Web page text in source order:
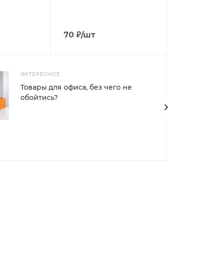
70₽/шт
ИНТЕРЕСНОЕ
Товары для офиса, без чего не
обойтись?